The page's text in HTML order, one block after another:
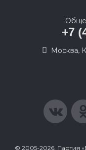
+7
Москва,
© 2005-2026, Партия